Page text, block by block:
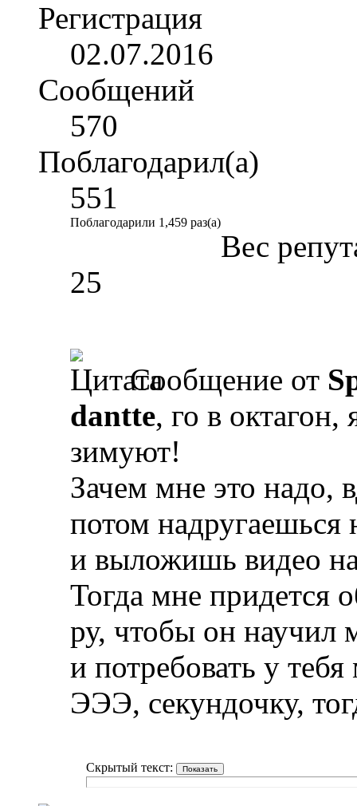
Регистрация
02.07.2016
Сообщений
570
Поблагодарил(а)
551
Поблагодарили 1,459 раз(а)
Вес
25
Сообщение от
dantte, го в октагон,
зимуют!
Зачем мне это надо,
потом надругаешься
и выложишь видео
Тогда мне придется
ру, чтобы он научил
и потребовать у
ЭЭЭ, секундочку,
Скрытый текст: